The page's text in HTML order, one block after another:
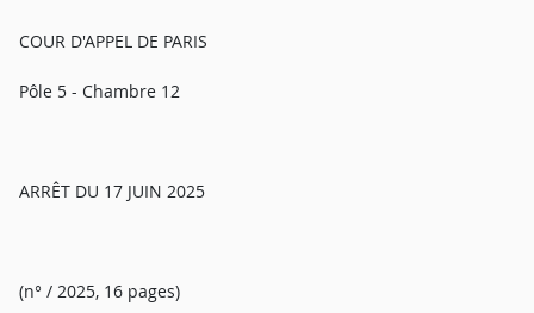
COUR D'APPEL DE PARIS
Pôle 5 - Chambre 12
ARRÊT DU 17 JUIN 2025
(n° / 2025, 16 pages)